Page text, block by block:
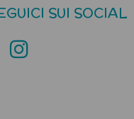
SUI SOCIAL